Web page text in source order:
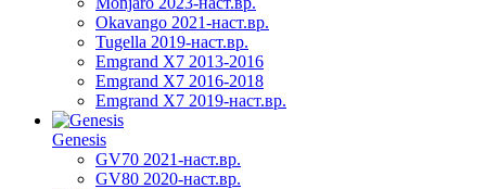
Okavango 2021-наст.вр.
Tugella 2019-наст.вр.
Emgrand Х7 2013-2016
Emgrand X7 2016-2018
Emgrand X7 2019-наст.вр.
Genesis
GV70 2021-наст.вр.
GV80 2020-наст.вр.